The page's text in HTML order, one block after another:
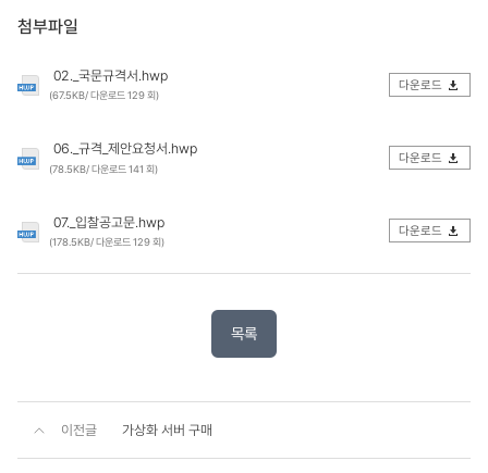
첨부파일
02._국문규격서.hwp
(67.5KB/ 다운로드 129 회)
다운로드
06._규격_제안요청서.hwp
(78.5KB/ 다운로드 141 회)
다운로드
07._입찰공고문.hwp
(178.5KB/ 다운로드 129 회)
다운로드
목록
이전글 가상화 서버 구매